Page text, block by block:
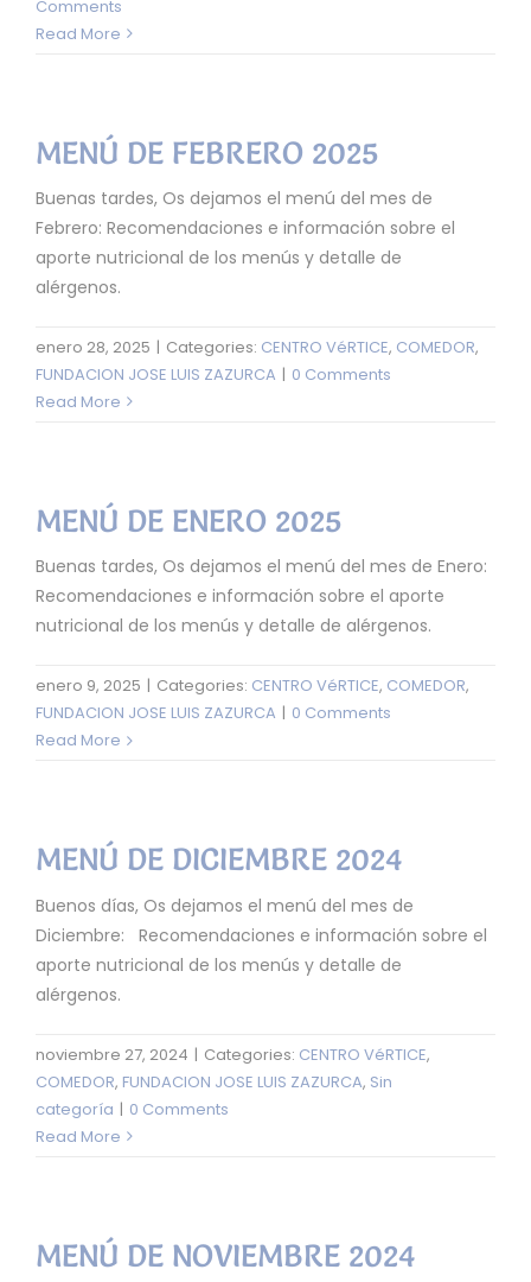
Comments
Read More
MENÚ DE FEBRERO 2025
Buenas tardes, Os dejamos el menú del mes de
Febrero: Recomendaciones e información sobre el
aporte nutricional de los menús y detalle de
alérgenos.
enero 28, 2025 | Categories: CENTRO VéRTICE, COMEDOR,
FUNDACION JOSE LUIS ZAZURCA | 0 Comments
Read More
MENÚ DE ENERO 2025
Buenas tardes, Os dejamos el menú del mes de Enero:
Recomendaciones e información sobre el aporte
nutricional de los menús y detalle de alérgenos.
enero 9, 2025 | Categories: CENTRO VéRTICE, COMEDOR,
FUNDACION JOSE LUIS ZAZURCA | 0 Comments
Read More
MENÚ DE DICIEMBRE 2024
Buenos días, Os dejamos el menú del mes de
Diciembre: Recomendaciones e información sobre el
aporte nutricional de los menús y detalle de
alérgenos.
noviembre 27, 2024 | Categories: CENTRO VéRTICE,
COMEDOR, FUNDACION JOSE LUIS ZAZURCA, Sin
categoría | 0 Comments
Read More
MENÚ DE NOVIEMBRE 2024